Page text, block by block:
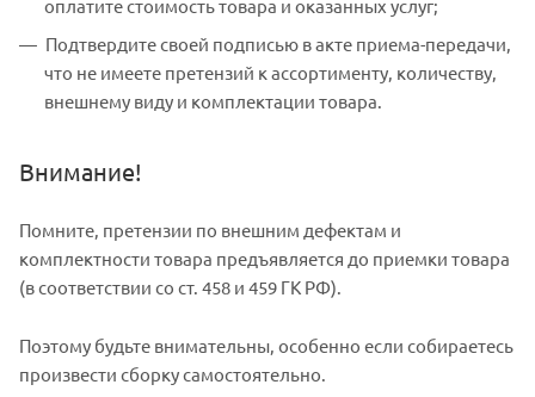
оплатите стоимость товара и оказанных услуг;
Подтвердите своей подписью в акте приема-передачи,
что не имеете претензий к ассортименту, количеству,
внешнему виду и комплектации товара.
Внимание!
Помните, претензии по внешним дефектам и
комплектности товара предъявляется до приемки товара
(в соответствии со ст. 458 и 459 ГК РФ).
Поэтому будьте внимательны, особенно если собираетесь
произвести сборку самостоятельно.